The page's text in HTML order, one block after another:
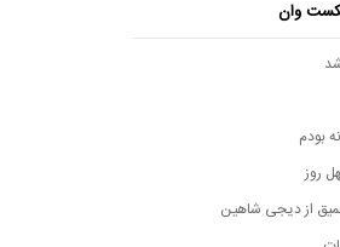
وان
بودم
روز
از دیجی شاهین